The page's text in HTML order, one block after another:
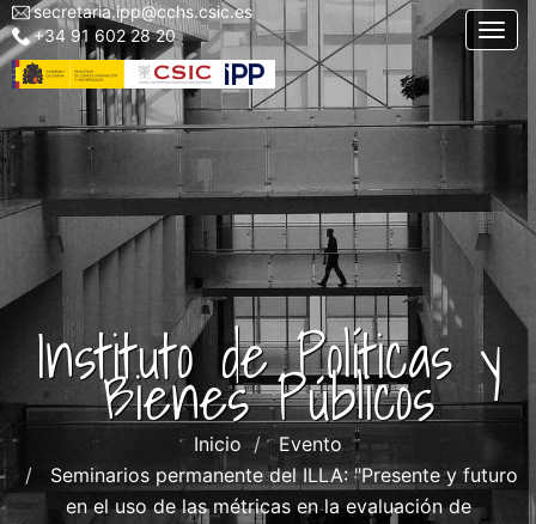
Pasar
al
contenido
Menu
top
left
secretaria.ipp@cchs.csic.es
+34 91 602 28 20
Instituto de Políticas y
Bienes Públicos
Inicio
Evento
Seminarios permanente del ILLA: "Presente y futuro
en el uso de las métricas en la evaluación de